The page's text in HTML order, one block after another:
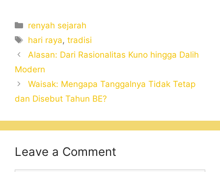
Categories
renyah sejarah
Tags
hari raya,tradisi
Alasan: Dari Rasionalitas Kuno hingga Dalih
Modern
Waisak: Mengapa Tanggalnya Tidak Tetap
dan Disebut Tahun BE?
Leave a Comment